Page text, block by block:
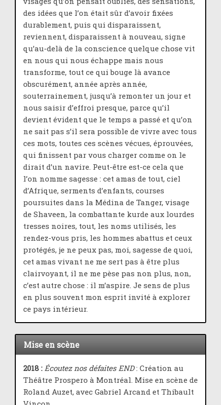
des idées que l’on était sûr d’avoir fixées
durablement, puis qui disparaissent,
reviennent, disparaissent à nouveau, signe
qu’au-delà de la conscience quelque chose vit
en nous qui nous échappe mais nous
transforme, tout ce qui bouge là avance
obscurément, année après année,
souterrainement, jusqu’à remonter un jour et
nous saisir d’effroi presque, parce qu’il
devient évident que le temps a passé et qu’on
ne sait pas s’il sera possible de vivre avec tous
ces mots, toutes ces scènes vécues, éprouvées,
qui finissent par vous charger comme on le
dirait d’un navire. Peut-être est-ce cela que
l’on nomme sagesse : cet amas de tout, ciel
d’Afrique, serments d’enfants, courses
poursuites dans la Médina de Tanger, visage
de Shaveen, la combattante kurde aux lourdes
tresses noires, tout, les noms utilisés, les
rendez-vous pris, les hommes abattus et ceux
protégés, je ne peux pas, moi, sagesse de quoi,
cet amas vivant ne me sert pas à être plus
clairvoyant, il ne me pèse pas non plus, non,
c’est autre chose : il m’aspire. Je sens de plus
en plus souvent mon esprit invité à explorer
ce pays intérieur.
Mise en scène
2018 : Écoutez nos défaites END: Création au
Théâtre Prospero à Montréal. Mise en scène de
Roland Auzet, avec Gabriel Arcand et Thibault